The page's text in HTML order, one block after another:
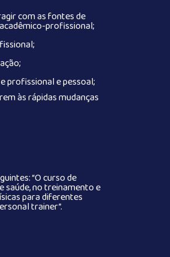
com as fontes de
profissional;
profissional e pessoal;
às rápidas mudanças
“O curso de
no treinamento e
para diferentes
trainer”.